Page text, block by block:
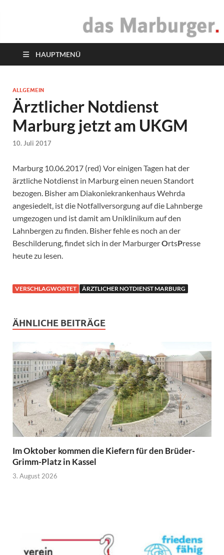
das Marburger.
HAUPTMENÜ
ALLGEMEIN
Ärztlicher Notdienst
Marburg jetzt am UKGM
10. Juli 2017
Marburg 10.06.2017 (red) Vor einigen Tagen hat der
ärztliche Notdienst in Marburg einen neuen Standort
bezogen. Bisher am Diakoniekrankenhaus Wehrda
angesiedelt, ist die Notfallversorgung auf die Lahnberge
umgezogen und ist damit am Uniklinikum auf den
Lahnbergen zu finden. Bisher fehle es noch an der
Beschilderung, findet sich in der MarburgerOrtsPresse
heute zu lesen.
VERSCHLAGWORTET ÄRZTLICHER NOTDIENST MARBURG
ÄHNLICHE BEITRÄGE
Im Oktober kommen die Kiefern für den Brüder-
Grimm-Platz in Kassel
3. August 2026